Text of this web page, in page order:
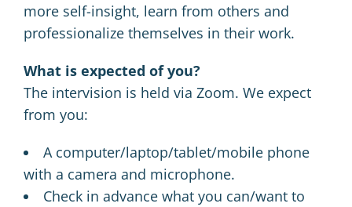
more self-insight, learn from others and
professionalize themselves in their work.
What is expected of you?
The intervision is held via Zoom. We expect
from you:
A computer/laptop/tablet/mobile phone
with a camera and microphone.
Check in advance what you can/want to